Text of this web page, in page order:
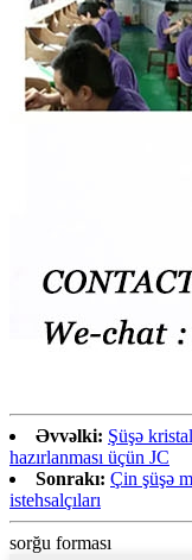
Əvvəlki: Şüşə
hazırlanması üçün JC
Sonrakı: Çin şüşə
istehsalçıları
sorğu forması